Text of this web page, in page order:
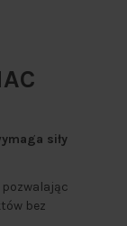
siły
pozwalając
bez